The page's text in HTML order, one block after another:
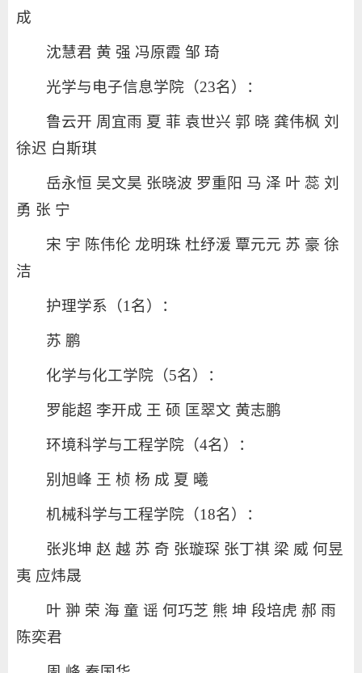
成
沈慧君 黄 强 冯原霞 邹 琦
光学与电子信息学院（23名）：
鲁云开 周宜雨 夏 菲 袁世兴 郭 晓 龚伟枫 刘
徐迟 白斯琪
岳永恒 吴文昊 张晓波 罗重阳 马 泽 叶 蕊 刘
勇 张 宁
宋 宇 陈伟伦 龙明珠 杜纾湲 覃元元 苏 豪 徐
洁
护理学系（1名）：
苏 鹏
化学与化工学院（5名）：
罗能超 李开成 王 硕 匡翠文 黄志鹏
环境科学与工程学院（4名）：
别旭峰 王 桢 杨 成 夏 曦
机械科学与工程学院（18名）：
张兆坤 赵 越 苏 奇 张璇琛 张丁祺 梁 威 何昱
夷 应炜晟
叶 翀 荣 海 童 谣 何巧芝 熊 坤 段培虎 郝 雨
陈奕君